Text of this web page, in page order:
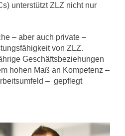
unterstützt ZLZ nicht nur
– aber auch private –
von ZLZ.
Geschäftsbeziehungen
hohen Maß an Kompetenz –
– gepflegt